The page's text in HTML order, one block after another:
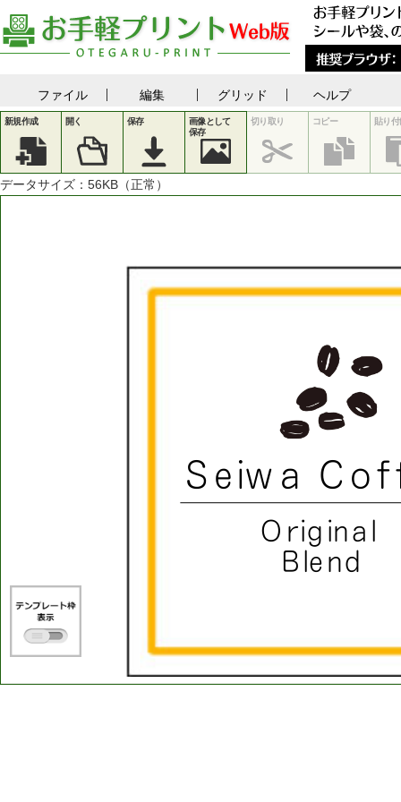
ファイル 編集 グリッド ヘルプ
新規作成 開く 保存
画像として
保存
切り取り コピー 貼り付
データサイズ： 56KB（正常）
S e iw a C of
O rig ina
B le nd